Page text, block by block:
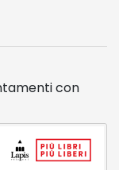
con